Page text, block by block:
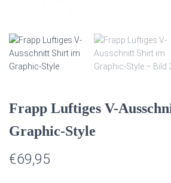
Frapp Luftiges V-
Graphic-Style
€69,95